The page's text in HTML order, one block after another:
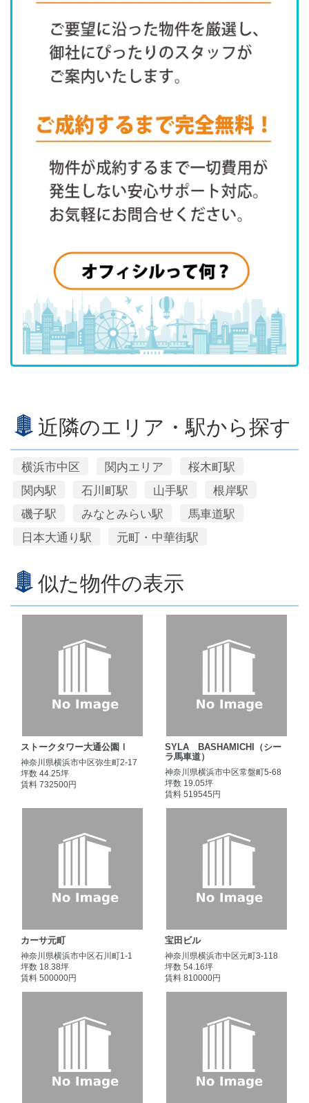
近隣のエリア・駅から探す
横浜市中区 関内エリア
桜木町駅
関内駅
石川町駅 山手駅
根岸駅
磯子駅
みなとみらい駅
馬車道駅
日本大通り駅
元町・中華街駅
似た物件の表示
ストークタワー大通公園Ⅰ
神奈川県横浜市中区弥生町2-17
坪数 44.25坪
賃料 732500円
SYLA BASHAMICHI（シー
ラ馬車道）
神奈川県横浜市中区常盤町5-68
坪数 19.05坪
賃料 519545円
カーサ元町
神奈川県横浜市中区石川町1-1
坪数 18.38坪
賃料 500000円
宝田ビル
神奈川県横浜市中区元町3-118
坪数 54.16坪
賃料 810000円